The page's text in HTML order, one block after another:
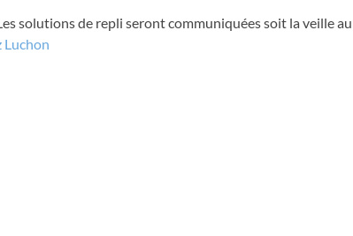
solutions de repli seront communiquées soit la veille
Luchon